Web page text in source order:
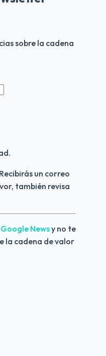
sobre la cadena
un correo
también revisa
News y no te
la cadena de valor